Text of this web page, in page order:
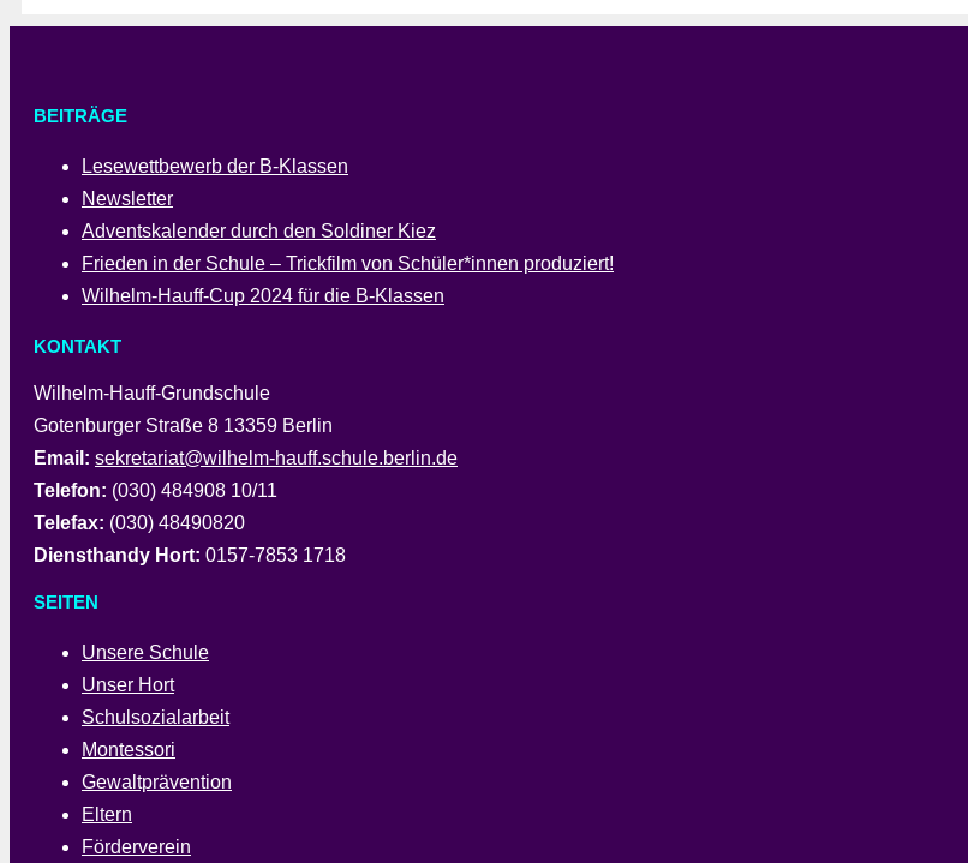
BEITRÄGE
Lesewettbewerb der B-Klassen
Newsletter
Adventskalender durch den Soldiner Kiez
Frieden in der Schule – Trickfilm von Schüler*innen produziert!
Wilhelm-Hauff-Cup 2024 für die B-Klassen
KONTAKT
Wilhelm-Hauff-Grundschule
Gotenburger Straße 8 13359 Berlin
Email: sekretariat@wilhelm-hauff.schule.berlin.de
Telefon: (030) 484908 10/11
Telefax: (030) 48490820
Diensthandy Hort: 0157-7853 1718
SEITEN
Unsere Schule
Unser Hort
Schulsozialarbeit
Montessori
Gewaltprävention
Eltern
Förderverein